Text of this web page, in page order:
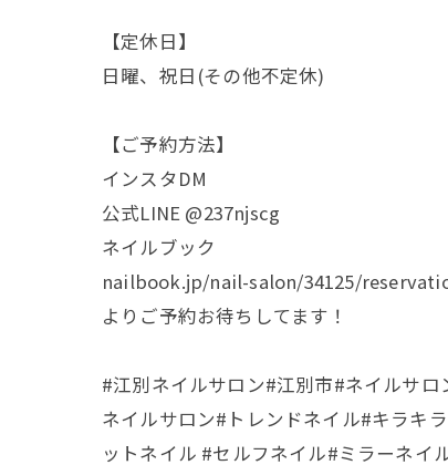
【定休日】
日曜、祝日(その他不定休)
【ご予約方法】
インスタDM
公式LINE @237njscg
ネイルブック
nailbook.jp/nail-salon/34125/
よりご予約お待ちしてます！
#江別ネイルサロン#江別市#ネイルサ
ネイルサロン#トレンドネイル#キラキ
ットネイル #セルフネイル#ミラーネイ